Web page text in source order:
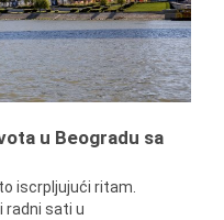
u Beogradu sa
iscrpljujući ritam.
radni sati u